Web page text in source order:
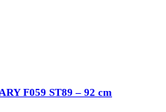
F059 ST89 – 92 cm